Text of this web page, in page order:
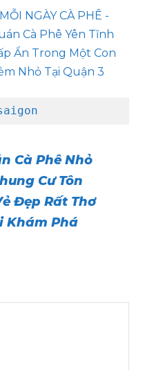
Cà Phê Nhỏ
Cư Tôn
Đẹp Rất Thơ
Khám Phá